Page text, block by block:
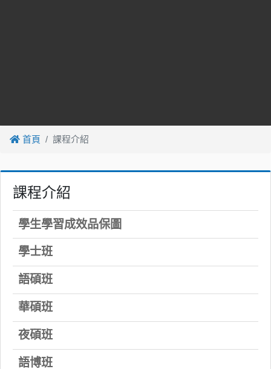
首頁 課程介紹
課程介紹
學生學習成效品保圖
學士班
語碩班
華碩班
夜碩班
語博班